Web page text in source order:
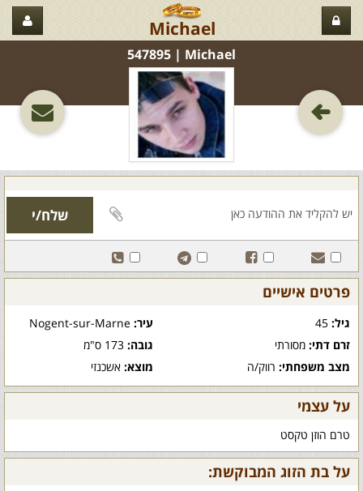
Michael
Michael‏ | 547895
פרטים אישיים
גיל: עיר:Nogent-sur-Marne
זרם דתי: מסורתי גובה:173 ס"מ
מצב משפחתי: רווק/ה מוצא:אשכנזי
על עצמי
טרם הוזן טקסט
על בת הזוג המבוקשת: